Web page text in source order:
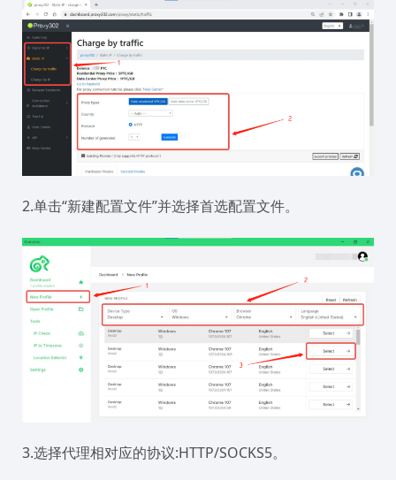
2.单击“新建配置文件”并选择首选配置文件。
3.选择代理相对应的协议:HTTP/SOCKS5。